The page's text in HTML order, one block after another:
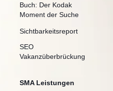
Buch: Der Kodak
Moment der Suche
Sichtbarkeitsreport
SEO
Vakanzüberbrückung
SMA Leistungen